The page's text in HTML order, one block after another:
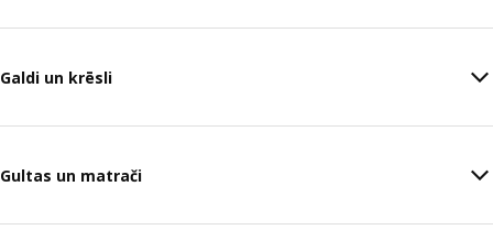
Galdi un krēsli
Gultas un matrači